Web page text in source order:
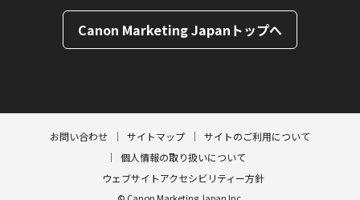
Canon Marketing Japanトップへ
お問い合わせ サイトマップ
サイトのご利用について
個人情報の取り扱いについて
ウェブサイトアクセシビリティー方針